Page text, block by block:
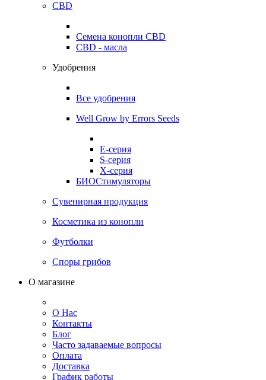
CBD
Семена конопли CBD
CBD - масла
Удобрения
Все удобрения
Well Grow by Errors Seeds
E-серия
S-серия
X-серия
БИОСтимуляторы
Сувенирная продукция
Косметика из конопли
Футболки
Споры грибов
О магазине
О Нас
Контакты
Блог
Часто задаваемые вопросы
Оплата
Доставка
График работы